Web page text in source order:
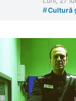
#Cultură